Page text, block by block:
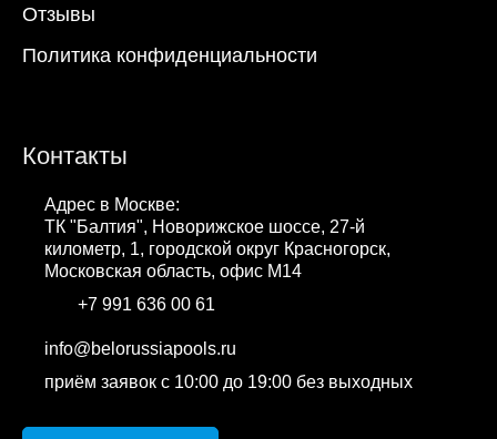
Отзывы
Политика конфиденциальности
Контакты
Адрес в Москве:
ТК "Балтия", Новорижское шоссе, 27-й
километр, 1, городской округ Красногорск,
Московская область, офис М14
+7 991 636 00 61
info@belorussiapools.ru
приём заявок с 10:00 до 19:00 без выходных